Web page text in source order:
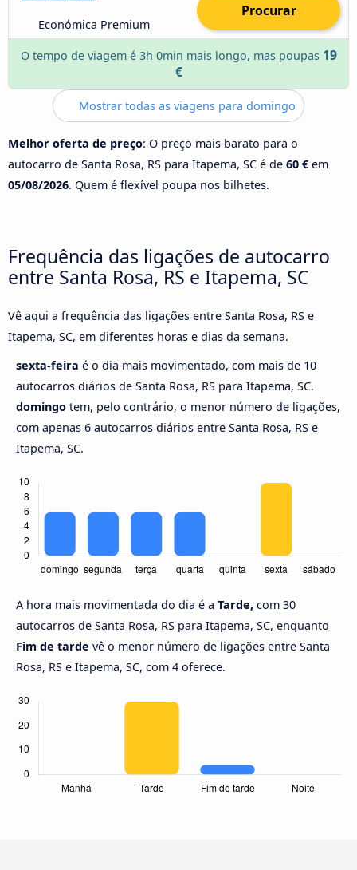
Económica Premium
Procurar
O tempo de viagem é 3h 0min mais longo, mas poupas 19
€
Mostrar todas as viagens para domingo
Melhor oferta de preço: O preço mais barato para o
autocarro de Santa Rosa, RS para Itapema, SC é de 60 € em
05/08/2026. Quem é flexível poupa nos bilhetes.
Frequência das ligações de autocarro
entre Santa Rosa, RS e Itapema, SC
Vê aqui a frequência das ligações entre Santa Rosa, RS e
Itapema, SC, em diferentes horas e dias da semana.
sexta-feira é o dia mais movimentado, com mais de 10
autocarros diários de Santa Rosa, RS para Itapema, SC.
domingo tem, pelo contrário, o menor número de ligações,
com apenas 6 autocarros diários entre Santa Rosa, RS e
Itapema, SC.
A hora mais movimentada do dia é a Tarde, com 30
autocarros de Santa Rosa, RS para Itapema, SC, enquanto
Fim de tarde vê o menor número de ligações entre Santa
Rosa, RS e Itapema, SC, com 4 oferece.